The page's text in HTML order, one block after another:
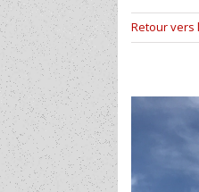
Retour vers